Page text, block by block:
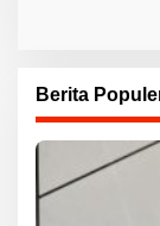
Berita